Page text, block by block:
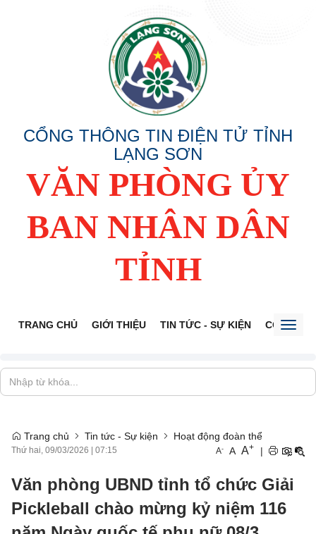
CỔNG THÔNG TIN ĐIỆN TỬ TỈNH
LẠNG SƠN
VĂN PHÒNG ỦY
BAN NHÂN DÂN
TỈNH
TRANG CHỦ GIỚI THIỆU TIN TỨC - SỰ KIỆN CỔNG
Trang chủ Tin tức - Sự kiện Hoạt động đoàn thể
Thứ hai, 09/03/2026 07:15 A- A A+ |
Văn phòng UBND tỉnh tổ chức Giải
Pickleball chào mừng kỷ niệm 116